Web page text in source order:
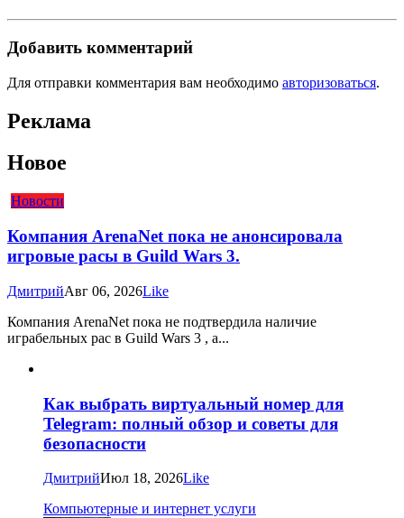
Добавить комментарий
Для отправки комментария вам необходимо авторизоваться.
Реклама
Новое
Новости
Компания ArenaNet пока не анонсировала
игровые расы в Guild Wars 3.
ДмитрийАвг 06, 2026Like
Компания ArenaNet пока не подтвердила наличие
играбельных рас в Guild Wars 3 , а...
Как выбрать виртуальный номер для
Telegram: полный обзор и советы для
безопасности
ДмитрийИюл 18, 2026Like
Компьютерные и интернет услуги